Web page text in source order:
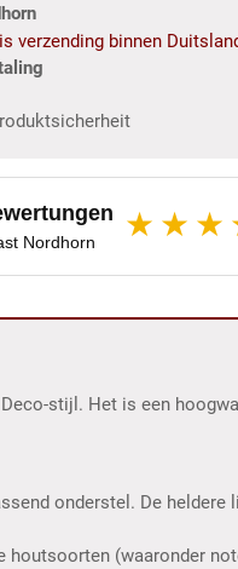
verzending binnen
Nordhorn
stijl. Het is een
onderstel. De
(waaronder